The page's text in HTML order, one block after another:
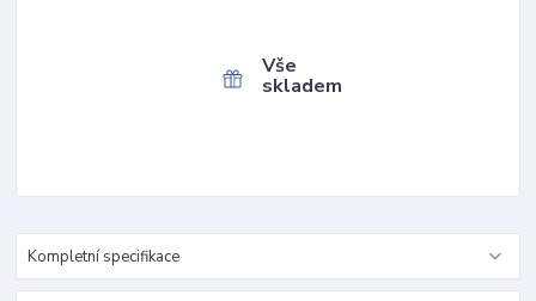
Vše
skladem
Kompletní specifikace